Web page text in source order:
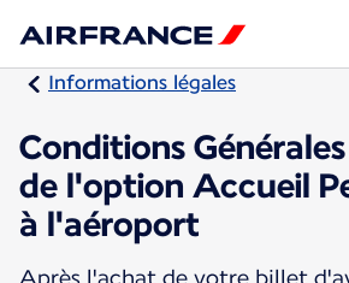
Informations légales
Conditions
de l'option Accueil
à l'aéroport
Après l'achat de votre billet